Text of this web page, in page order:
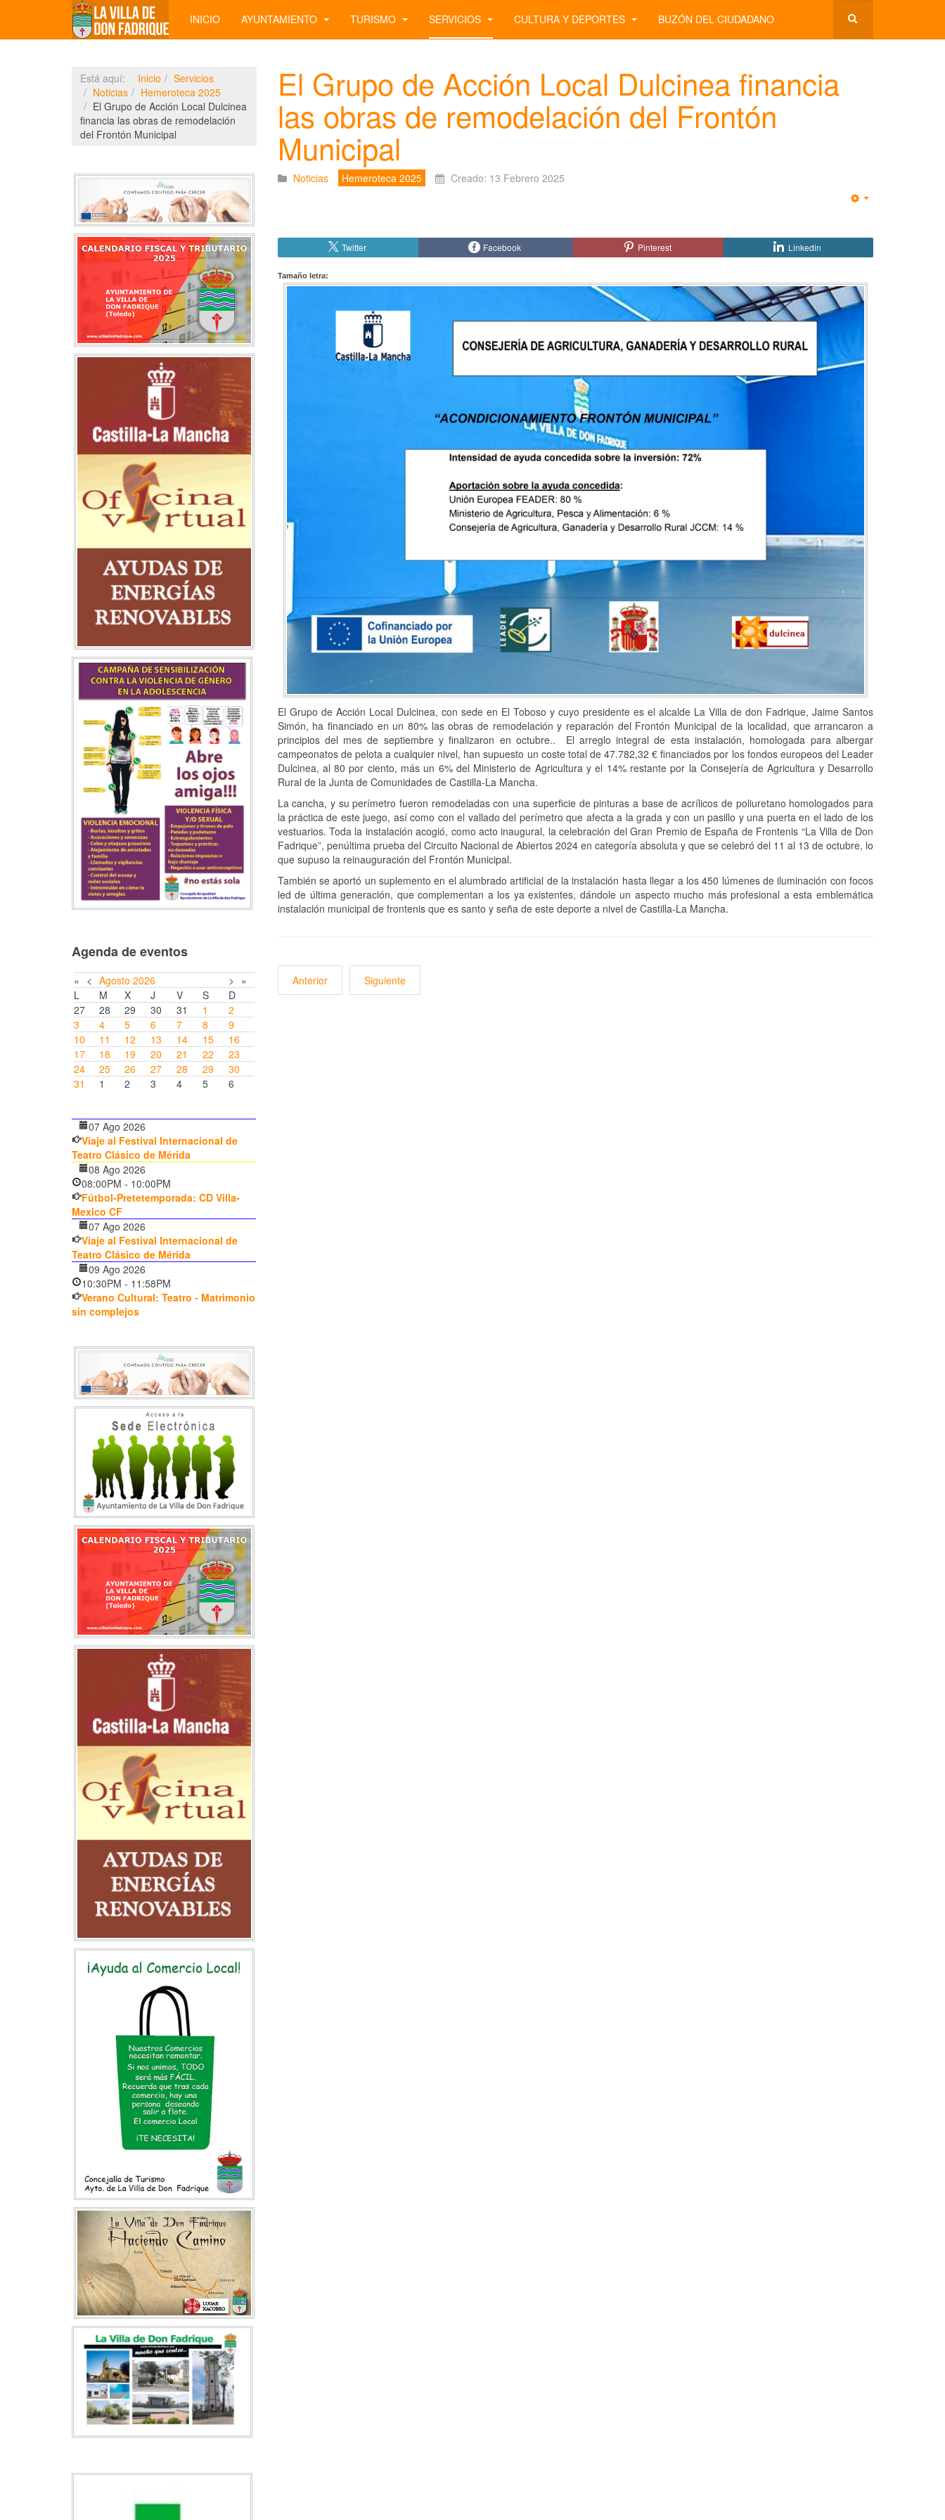
INICIO AYUNTAMIENTO TURISMO SERVICIOS CULTURA Y DEPORTES BUZÓN DEL CIUDADANO
El Grupo de Acción Local Dulcinea financia
las obras de remodelación del Frontón
Municipal
Noticias Hemeroteca 2025 Creado: 13 Febrero 2025
Twitter Facebook Pinterest Linkedin
Tamaño letra:
El Grupo de Acción Local Dulcinea, con sede en El Toboso y cuyo presidente es el alcalde La Villa de don Fadrique, Jaime Santos
Simón, ha financiado en un 80% las obras de remodelación y reparación del Frontón Municipal de la localidad, que arrancaron a
principios del mes de septiembre y finalizaron en octubre.. El arreglo integral de esta instalación, homologada para albergar
campeonatos de pelota a cualquier nivel, han supuesto un coste total de 47.782,32 € financiados por los fondos europeos del Leader
Dulcinea, al 80 por ciento, más un 6% del Ministerio de Agricultura y el 14% restante por la Consejería de Agricultura y Desarrollo
Rural de la Junta de Comunidades de Castilla-La Mancha.
La cancha, y su perímetro fueron remodeladas con una superficie de pinturas a base de acrílicos de poliuretano homologados para
la práctica de este juego, así como con el vallado del perímetro que afecta a la grada y con un pasillo y una puerta en el lado de los
vestuarios. Toda la instalación acogió, como acto inaugural, la celebración del Gran Premio de España de Frontenis “La Villa de Don
Fadrique”, penúltima prueba del Circuito Nacional de Abiertos 2024 en categoría absoluta y que se celebró del 11 al 13 de octubre, lo
que supuso la reinauguración del Frontón Municipal.
También se aportó un suplemento en el alumbrado artificial de la instalación hasta llegar a los 450 lúmenes de iluminación con focos
led de última generación, que complementan a los ya existentes, dándole un aspecto mucho más profesional a esta emblemática
instalación municipal de frontenis que es santo y seña de este deporte a nivel de Castilla-La Mancha.
Anterior Siguiente
Está aquí: Inicio
Servicios
Noticias
Hemeroteca 2025
El Grupo de Acción Local Dulcinea
financia las obras de remodelación
del Frontón Municipal
Agenda de eventos
« < Agosto 2026 > »
L
M X J V S
D
27
28 29 30 31 1
2
3
4 5 6 7 8
9
10
11 12 13 14 15
16
17
18 19 20 21 22
23
24
25 26 27 28 29
30
31
1 2 3 4 5 6
07 Ago 2026
Viaje al Festival Internacional de
Teatro Clásico de Mérida
08 Ago 2026
08:00PM - 10:00PM
Fútbol-Pretetemporada: CD Villa-
Mexico CF
07 Ago 2026
Viaje al Festival Internacional de
Teatro Clásico de Mérida
09 Ago 2026
10:30PM - 11:58PM
Verano Cultural: Teatro - Matrimonio
sin complejos